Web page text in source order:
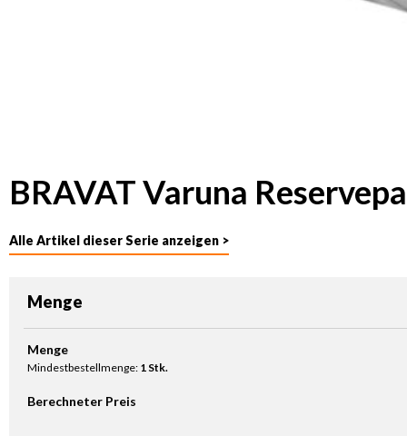
BRAVAT Varuna
Alle Artikel dieser Serie anzeigen >
Menge
Produkt Anzahl: Gib den gewünschten Wert ein oder benutze die
Menge
Mindestbestellmenge: 1 Stk.
Berechneter Preis